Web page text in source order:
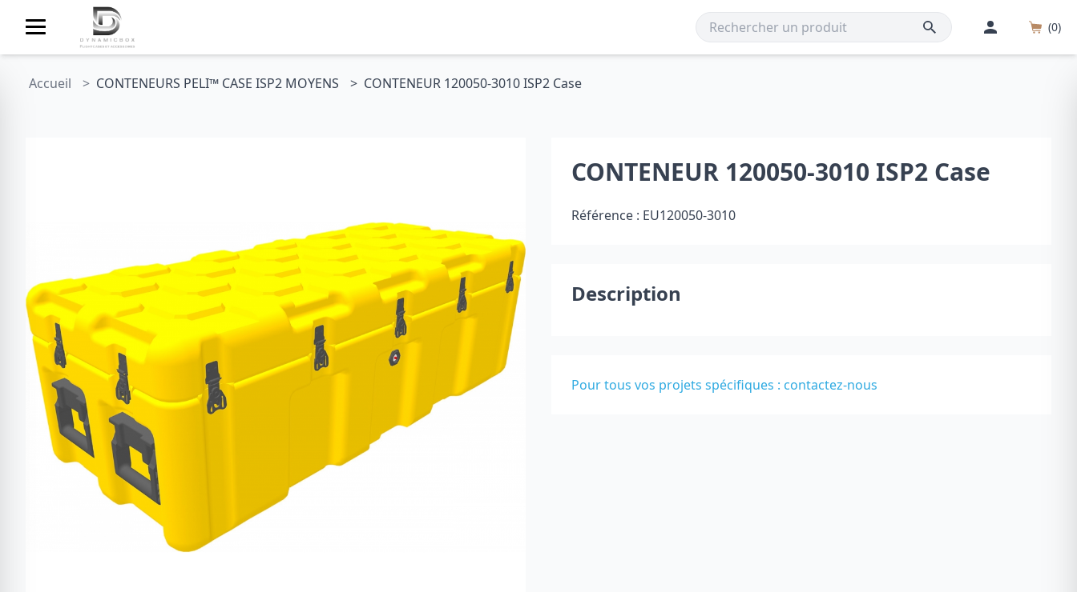
(0)
Accueil CONTENEURS PELI™ CASE ISP2 MOYENS CONTENEUR 120050-3010 ISP2 Case
CONTENEUR 120050-3010 ISP2 Case
Référence : EU120050-3010
Description
Pour tous vos projets spécifiques : contactez-nous